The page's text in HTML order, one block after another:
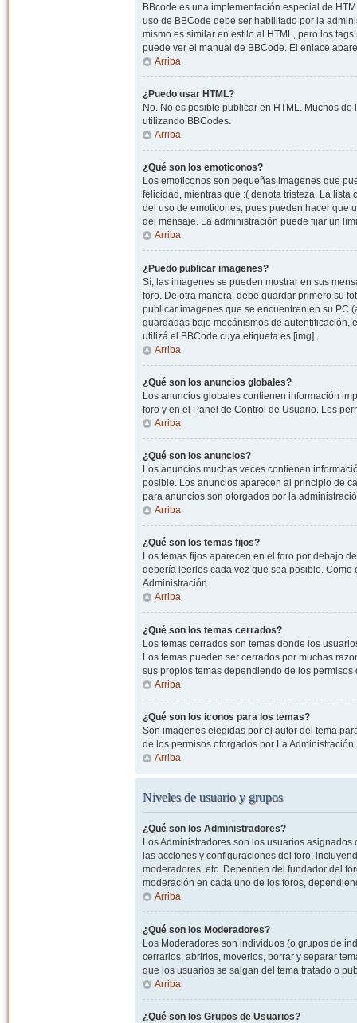
BBcode es una implementación especial de
uso de BBCode debe ser habilitado por la
mismo es similar en estilo al HTML, pero los
puede ver el manual de BBCode. El enlace
Arriba
¿Puedo usar HTML?
No. No es posible publicar en HTML. Muchos
utilizando BBCodes.
Arriba
¿Qué son los emoticonos?
Los emoticonos son pequeñas imagenes que
felicidad, mientras que :( denota tristeza. La
del uso de emoticones, pues pueden hacer que
del mensaje. La administración puede fijar un
Arriba
¿Puedo publicar imagenes?
Sí, las imagenes se pueden mostrar en sus
foro. De otra manera, debe guardar primero su
publicar imagenes que se encuentren en su PC
guardadas bajo mecánismos de autentificación,
utilizá el BBCode cuya etiqueta es [img].
Arriba
¿Qué son los anuncios globales?
Los anuncios globales contienen información
foro y en el Panel de Control de Usuario. Los
Arriba
¿Qué son los anuncios?
Los anuncios muchas veces contienen
posible. Los anuncios aparecen al principio de
para anuncios son otorgados por la
Arriba
¿Qué son los temas fijos?
Los temas fijos aparecen en el foro por debajo
debería leerlos cada vez que sea posible.
Administración.
Arriba
¿Qué son los temas cerrados?
Los temas cerrados son temas donde los
Los temas pueden ser cerrados por muchas
sus propios temas dependiendo de los
Arriba
¿Qué son los iconos para los temas?
Son imagenes elegidas por el autor del tema
de los permisos otorgados por La Administración.
Arriba
Niveles de usuario y grupos
¿Qué son los Administradores?
Los Administradores son los usuarios
las acciones y configuraciones del foro,
moderadores, etc. Dependen del fundador del
moderación en cada uno de los foros,
Arriba
¿Qué son los Moderadores?
Los Moderadores son individuos (o grupos de
cerrarlos, abrirlos, moverlos, borrar y separar
que los usuarios se salgan del tema tratado o
Arriba
¿Qué son los Grupos de Usuarios?